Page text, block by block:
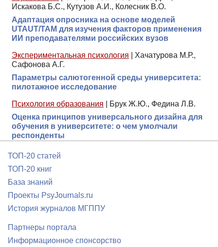
Искакова Б.С., Кутузов А.И., Колесник В.О.
Адаптация опросника на основе моделей
UTAUT/TAM для изучения факторов применения
ИИ преподавателями российских вузов
Экспериментальная психология
Хачатурова М.Р.,
Сафонова А.Г.
Параметры салютогенной среды университета:
пилотажное исследование
Психология образования
Брук Ж.Ю., Федина Л.В.
Оценка принципов универсального дизайна для
обучения в университете: о чем умолчали
респонденты
ТОП-20 статей
ТОП-20 книг
База знаний
Проекты PsyJournals.ru
История журналов МГППУ
Партнеры портала
Информационное спонсорство